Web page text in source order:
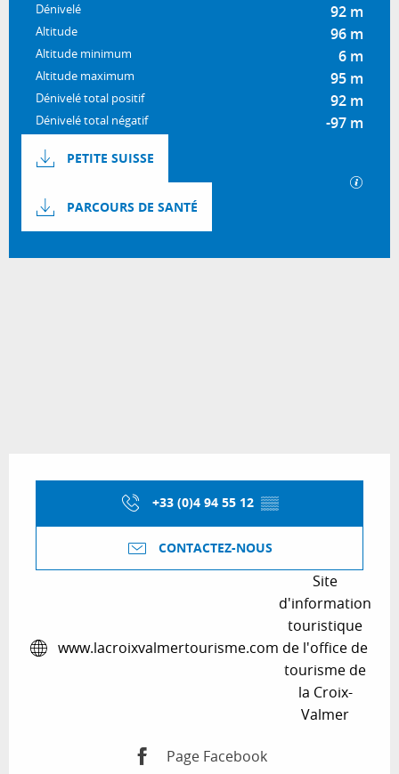
Dénivelé 92 m
Altitude 96 m
Altitude minimum 6 m
Altitude maximum 95 m
Dénivelé total positif 92 m
Dénivelé total négatif -97 m
Documentation
PETITE SUISSE
PARCOURS DE SANTÉ
+33 (0)4 94 55 12 ▒▒
CONTACTEZ-NOUS
www.lacroixvalmertourisme.com
Site
d'information
touristique
de l'office de
tourisme de
la Croix-
Valmer
Page Facebook